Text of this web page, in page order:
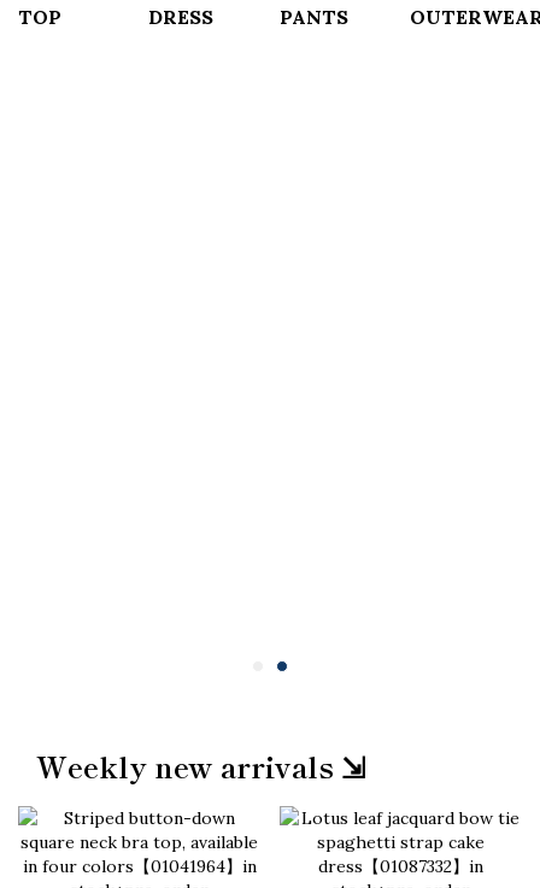
TOP DRESS PANTS
Weekly new arrivals ⇲